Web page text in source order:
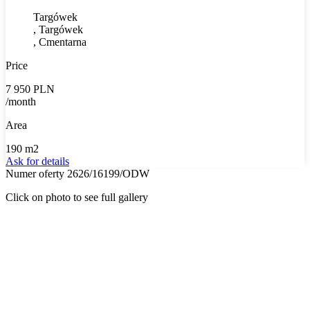
Targówek
, Targówek
, Cmentarna
Price
7 950 PLN
/month
Area
190 m2
Ask for details
Numer oferty 2626/16199/ODW
Click on photo to see full gallery